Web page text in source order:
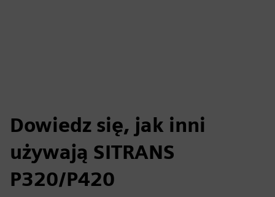
Dowiedz się, jak inni
używają SITRANS
P320/P420